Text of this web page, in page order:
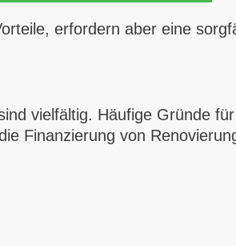
erfordern aber eine
vielfältig. Häufige Gründe
Finanzierung von